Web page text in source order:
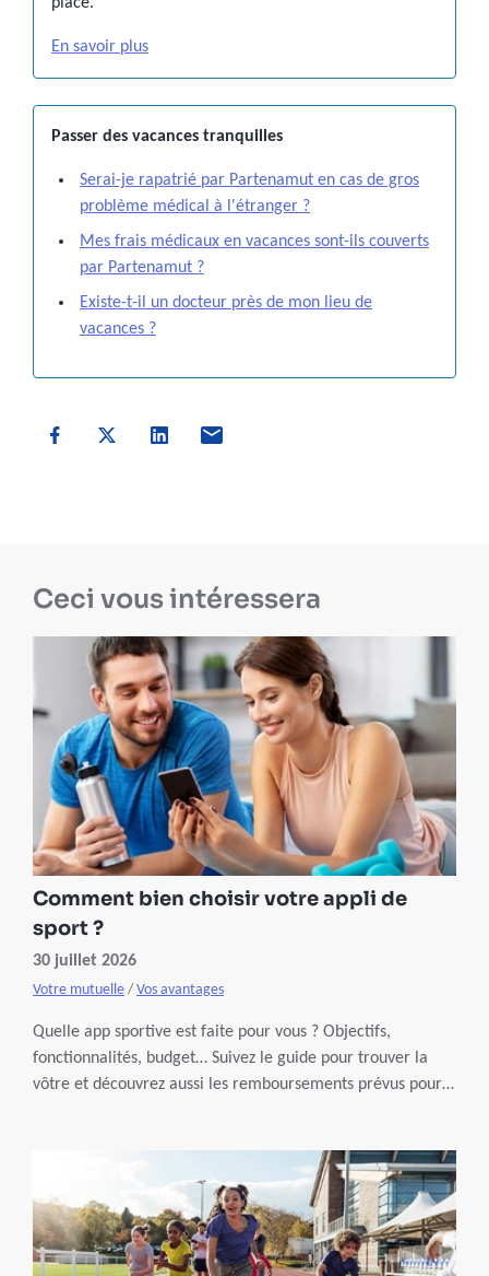
place.
En savoir plus
Passer des vacances tranquilles
Serai-je rapatrié par Partenamut en cas de gros
problème médical à l'étranger ?
Mes frais médicaux en vacances sont-ils couverts
par Partenamut ?
Existe-t-il un docteur près de mon lieu de
vacances ?
Ceci vous intéressera
Comment bien choisir votre appli de
sport ?
30 juillet 2026
Votre mutuelle / Vos avantages
Quelle app sportive est faite pour vous ? Objectifs,
fonctionnalités, budget… Suivez le guide pour trouver la
vôtre et découvrez aussi les remboursements prévus pour